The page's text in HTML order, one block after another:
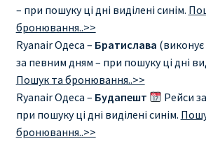
– при пошуку ці дні виділені синім.
бронювання..>>
Ryanair Одеса – Братислава
за певним дням – при пошуку ці дні
Пошук та бронювання..>>
Ryanair Одеса – Будапешт
Рейси
при пошуку ці дні виділені синім.
бронювання..>>